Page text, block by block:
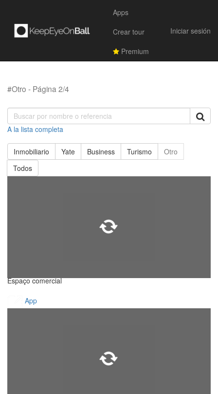
Apps
Crear tour
Premium
Iniciar sesión
#Otro - Página 2/4
A la lista completa
Inmobiliario Yate Business Turismo
Otro
Todos
Espaço comercial
App